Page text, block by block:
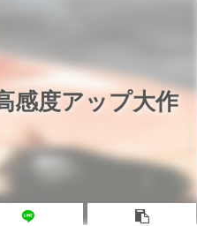
感度アップ大作